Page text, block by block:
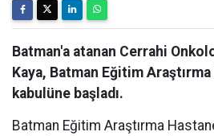
Batman'a atanan Cerrahi
Kaya, Batman Eğitim
kabulüne başladı.
Batman Eğitim Araştırma